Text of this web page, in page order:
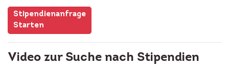
Stipendienanfrage
Starten
Video zur Suche nach Stipendien